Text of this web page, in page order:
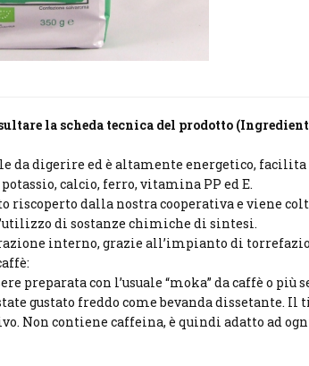
la scheda tecnica del prodotto
da digerire ed è altamente energetico,
calcio, ferro, vitamina PP ed E.
riscoperto dalla nostra cooperativa e viene
di sostanze chimiche di sintesi.
interno, grazie all’impianto di
preparata con l’usuale “moka” da caffè o
gustato freddo come bevanda dissetante.
Non contiene caffeina, è quindi adatto ad